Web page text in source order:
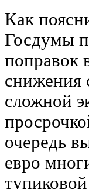
Как
Госдумы
поправок
снижения
сложной
очередь
евро